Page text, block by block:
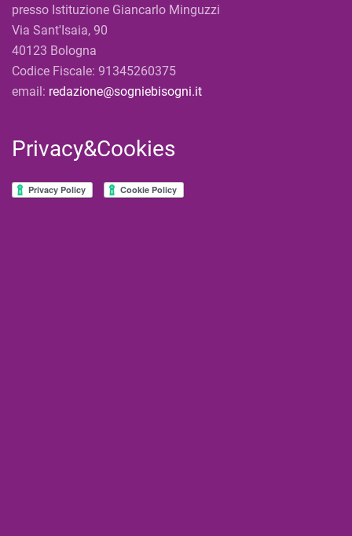
presso Istituzione Giancarlo Minguzzi
Via Sant'Isaia, 90
40123 Bologna
Codice Fiscale: 91345260375
email: redazione@sogniebisogni.it
Privacy&Cookies